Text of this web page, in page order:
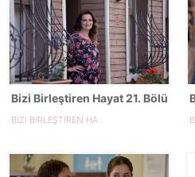
Bizi Birleştiren Hayat 21. Bölüm
BİZİ BİRLEŞTİREN HAYAT